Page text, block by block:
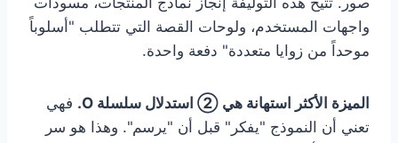
واجهات المستخدم، ولوحات القصة التي تتطلب "أسلوباً
موحداً من زوايا متعددة" دفعة واحدة.
الميزة الأكثر استهانة هي ② استدلال سلسلة O.
فهي
تعني أن النموذج "يفكر" قبل أن "يرسم". وهذا هو سر